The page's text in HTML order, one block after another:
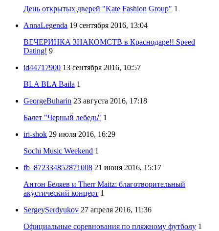
День открытых дверей "Kate Fashion Group" 1
AnnaLegenda 19 сентября 2016, 13:04
ВЕЧЕРИНКА ЗНАКОМСТВ в Краснодаре!! Speed
Dating! 9
id44717900 13 сентября 2016, 10:57
BLA BLA Baila 1
GeorgeBuharin 23 августа 2016, 17:18
Балет "Черный лебедь" 1
iri-shok 29 июля 2016, 16:29
Sochi Music Weekend 1
fb_872334852871008 21 июня 2016, 15:17
Антон Беляев и Therr Maitz: благотворительный
акустический концерт 1
SergeySerdyukov 27 апреля 2016, 11:36
Официальные соревнования по пляжному футболу 1